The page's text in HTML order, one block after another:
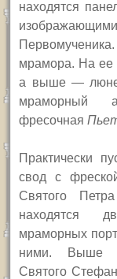
находятся
мрамора. На ее
а выше —
мраморный
фресочная
Практически
свод с
Святого
находятся
мраморных
ними. Выше
Святого